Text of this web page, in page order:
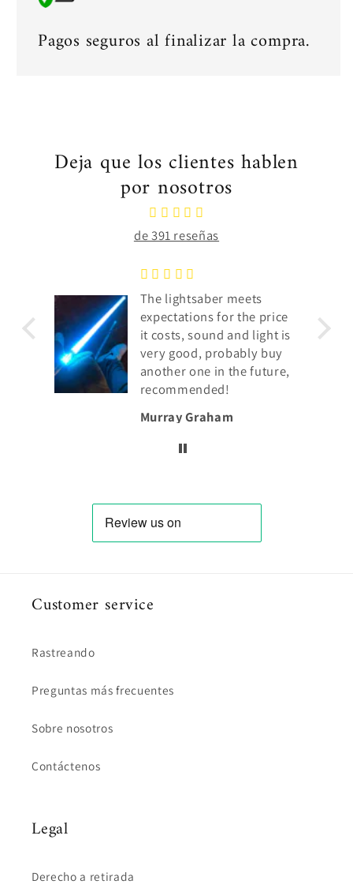
Pagos seguros al finalizar la compra.
Deja que los clientes hablen
por nosotros
de 391 reseñas
price
is
Very good, It arrived in
perfect condition👌I
recommend it
Ahmed Gislason
Customer service
Rastreando
Preguntas más frecuentes
Sobre nosotros
Contáctenos
Legal
Derecho a retirada